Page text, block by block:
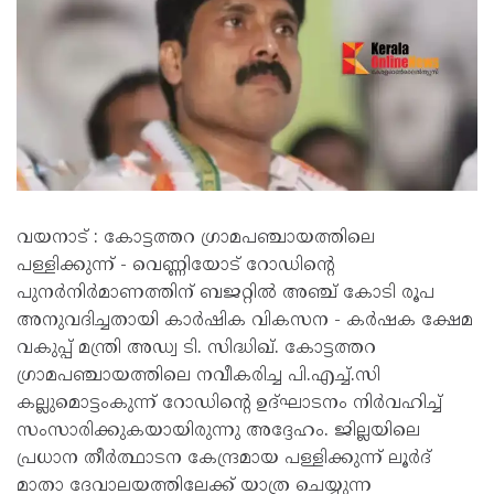
വയനാട് : കോട്ടത്തറ ഗ്രാമപഞ്ചായത്തിലെ
പള്ളിക്കുന്ന് - വെണ്ണിയോട് റോഡിന്റെ
പുനർനിർമാണത്തിന് ബജറ്റിൽ അഞ്ച് കോടി രൂപ
അനുവദിച്ചതായി കാർഷിക വികസന - ക‍ർഷക ക്ഷേമ
വകുപ്പ് മന്ത്രി അഡ്വ ടി. സിദ്ധിഖ്. കോട്ടത്തറ
ഗ്രാമപഞ്ചായത്തിലെ നവീകരിച്ച പി.എച്ച്.സി
കല്ലുമൊട്ടംകുന്ന് റോഡിന്റെ ഉദ്ഘാടനം നിർവഹിച്ച്
സംസാരിക്കുകയായിരുന്നു അദ്ദേഹം. ജില്ലയിലെ
പ്രധാന തീർത്ഥാടന കേന്ദ്രമായ പള്ളിക്കുന്ന് ലൂർദ്
മാതാ ദേവാലയത്തിലേക്ക് യാത്ര ചെയ്യുന്ന